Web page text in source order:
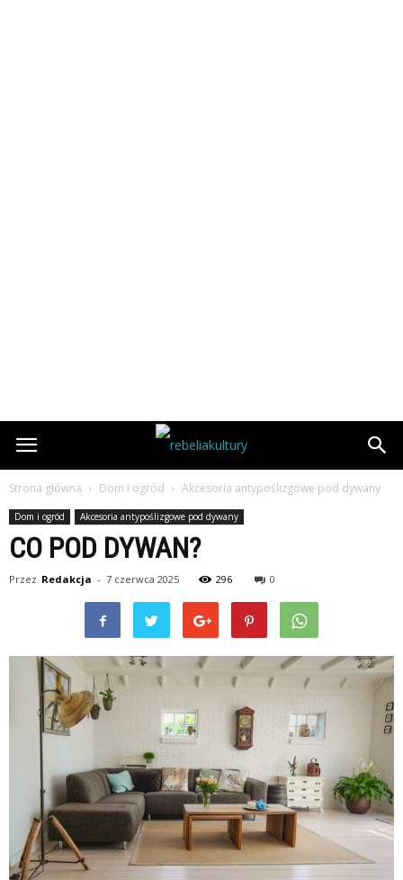
Strona główna Dom i ogród Akcesoria antypoślizgowe pod dywany
Dom i ogród Akcesoria antypoślizgowe pod dywany
CO POD DYWAN?
Przez Redakcja - 7 czerwca 2025 296 0